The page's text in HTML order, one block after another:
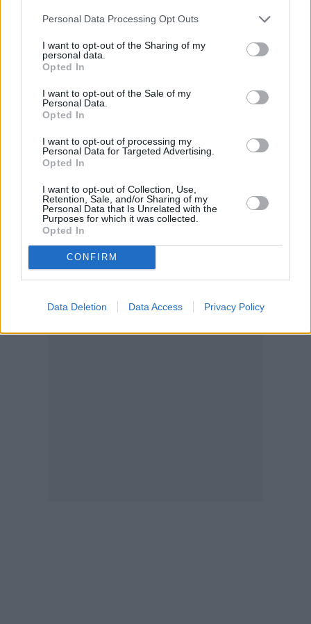
Personal Data Processing Opt Outs
I want to opt-out of the Sharing of my
personal data.
Opted In
I want to opt-out of the Sale of my
Personal Data.
Opted In
I want to opt-out of processing my
Personal Data for Targeted Advertising.
Opted In
I want to opt-out of Collection, Use,
Retention, Sale, and/or Sharing of my
Personal Data that Is Unrelated with the
Purposes for which it was collected.
Opted In
CONFIRM
Data Deletion Data Access Privacy Policy
τις παράνομες διεκδικήσεις της Τουρκίας στο
Αιγαίο. Μετά τη σαφή αποδοκιμασία από τον
υπουργό Εξωτερικών, ο πρωθυπουργός
Λαζαρίδη από τη θέση του κοινοβουλευτικού
εκπροσώπου του κόμματός του. Εκτός,
φυσικά, αν συμφωνεί με εκείνον» ανέφερε
σχετικά το ΠΑΣΟΚ.
Δημοσκόπηση GPO: Πτώση για τα
περισσότερα κόμματα – Στην πρόθεση ψήφου
η ΝΔ συγκεντρώνει 24,5%
Γεραπετρίτης: Πολιτική και ανθρωπιστική
αναγκαιότητα η ειρήνη στη Μέση Ανατολή